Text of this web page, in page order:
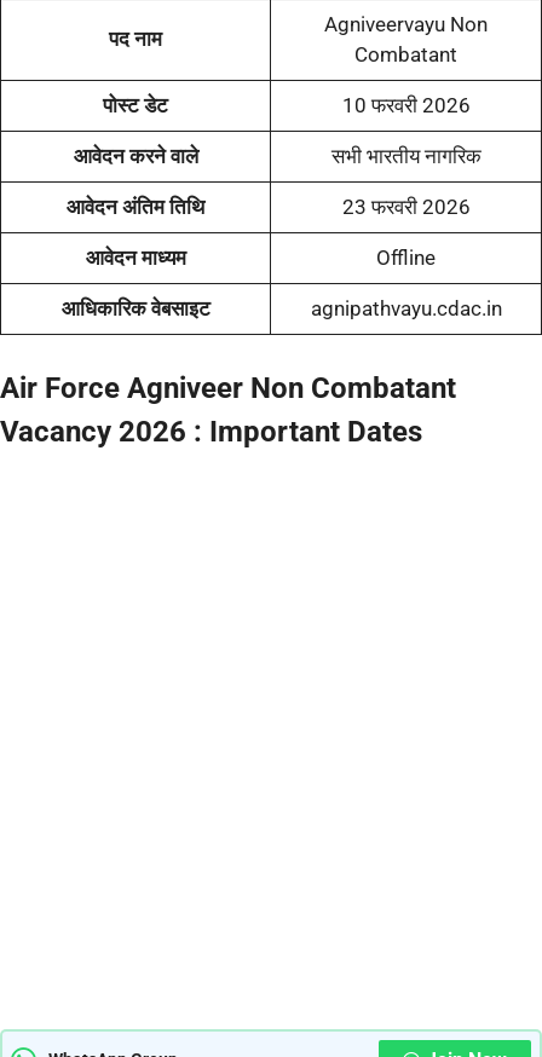
पद नाम
Agniveervayu Non
Combatant
पोस्ट डेट 10 फरवरी 2026
आवेदन करने वाले सभी भारतीय नागरिक
आवेदन अंतिम तिथि 23 फरवरी 2026
आवेदन माध्यम Offline
आधिकारिक वेबसाइट agnipathvayu.cdac.in
Air Force Agniveer Non Combatant
Vacancy 2026 : Important Dates